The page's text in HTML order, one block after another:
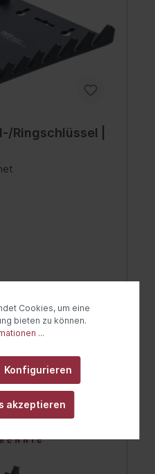
Ringschlüssel |
Cookies, um eine
bieten zu können.
...
Konfigurieren
akzeptieren